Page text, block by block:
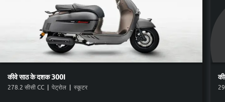
कीवेसाठ के दशक 300i
278.2 सीसी CC | पेट्रोल | स्कूटर